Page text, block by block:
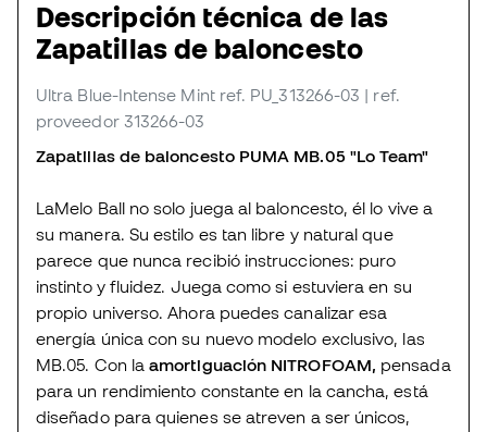
Descripción técnica de las
Zapatillas de baloncesto
Ultra Blue-Intense Mint ref. PU_313266-03 | ref.
proveedor 313266-03
Zapatillas de baloncesto PUMA MB.05 "Lo Team"
LaMelo Ball no solo juega al baloncesto, él lo vive a
su manera. Su estilo es tan libre y natural que
parece que nunca recibió instrucciones: puro
instinto y fluidez. Juega como si estuviera en su
propio universo. Ahora puedes canalizar esa
energía única con su nuevo modelo exclusivo, las
MB.05. Con la amortiguación NITROFOAM, pensada
para un rendimiento constante en la cancha, está
diseñado para quienes se atreven a ser únicos,